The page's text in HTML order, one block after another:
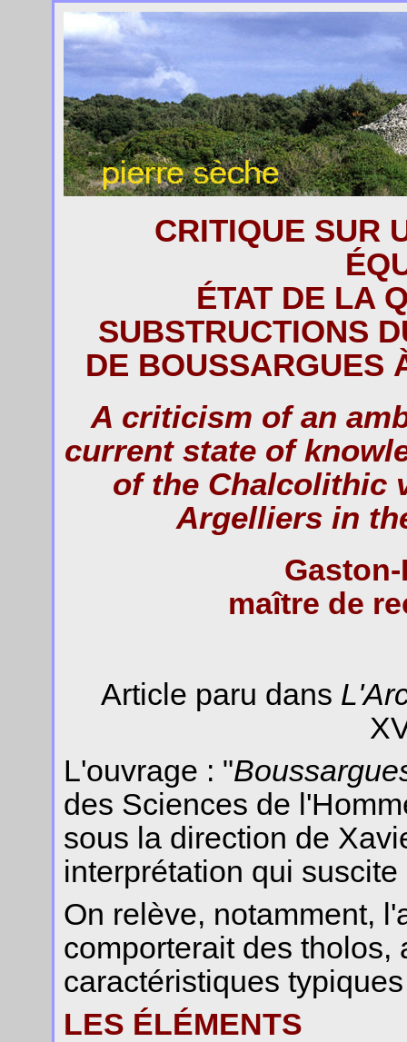
CRITIQUE SUR
ÉTAT DE LA
SUBSTRUCTIONS
DE BOUSSARGUES
A criticism of an
current state of
of the Chalcolithic
Argelliers in
maître de
Article paru dans
L'ouvrage : "
des Sciences de
sous la direction de
interprétation qui
On relève, notamment,
comporterait des tholos,
caractéristiques
LES ÉLÉMENTS